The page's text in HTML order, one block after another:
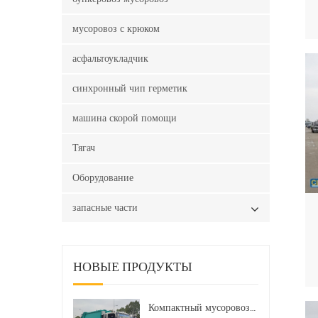
мусоровоз с крюком
асфальтоукладчик
синхронный чип герметик
машина скорой помощи
Тягач
Оборудование
запасные части
НОВЫЕ ПРОДУКТЫ
Компактный мусоровоз HOWO LHD 4x2 160 л.с. 12 куб. м